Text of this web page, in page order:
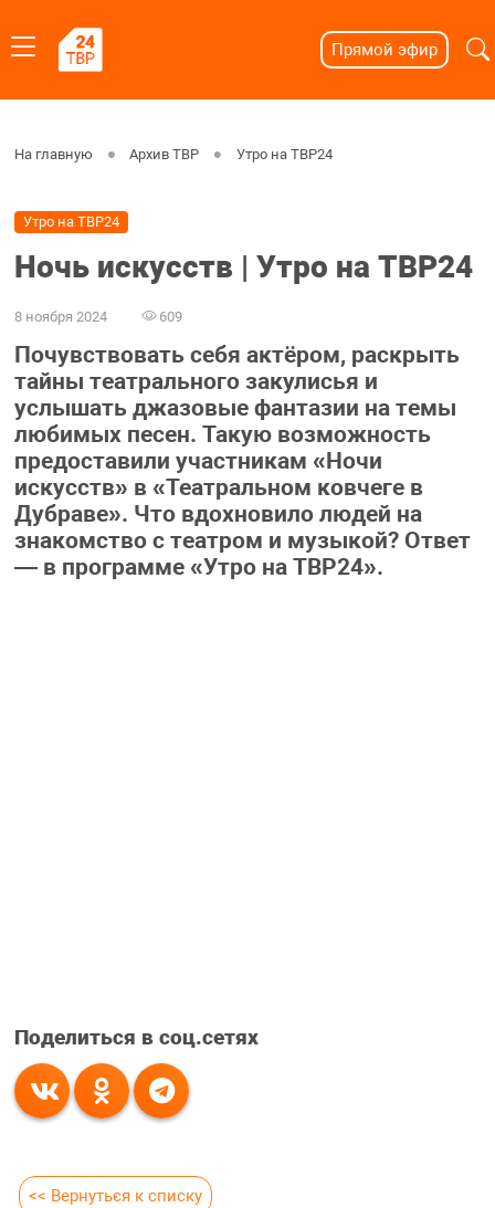
Прямой эфир
На главную Архив ТВР Утро на ТВР24
Утро на ТВР24
Ночь искусств | Утро на ТВР24
8 ноября 2024 609
Почувствовать себя актёром, раскрыть
тайны театрального закулисья и
услышать джазовые фантазии на темы
любимых песен. Такую возможность
предоставили участникам «Ночи
искусств» в «Театральном ковчеге в
Дубраве». Что вдохновило людей на
знакомство с театром и музыкой? Ответ
— в программе «Утро на ТВР24».
Поделиться в соц.сетях
<< Вернуться к списку